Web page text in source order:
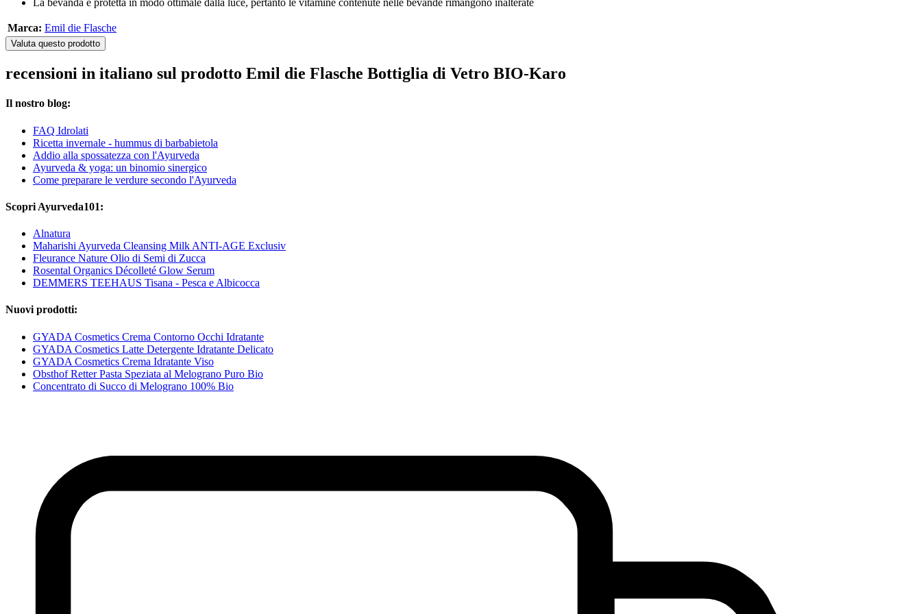
La bevanda è protetta in modo ottimale dalla luce, pertanto le vitamine contenute nelle bevande rimangono inalterate
Marca: Emil die Flasche
Valuta questo prodotto
recensioni in italiano sul prodotto Emil die Flasche Bottiglia di Vetro BIO-Karo
Il nostro blog:
FAQ Idrolati
Ricetta invernale - hummus di barbabietola
Addio alla spossatezza con l'Ayurveda
Ayurveda & yoga: un binomio sinergico
Come preparare le verdure secondo l'Ayurveda
Scopri Ayurveda101:
Alnatura
Maharishi Ayurveda Cleansing Milk ANTI-AGE Exclusiv
Fleurance Nature Olio di Semi di Zucca
Rosental Organics Décolleté Glow Serum
DEMMERS TEEHAUS Tisana - Pesca e Albicocca
Nuovi prodotti:
GYADA Cosmetics Crema Contorno Occhi Idratante
GYADA Cosmetics Latte Detergente Idratante Delicato
GYADA Cosmetics Crema Idratante Viso
Obsthof Retter Pasta Speziata al Melograno Puro Bio
Concentrato di Succo di Melograno 100% Bio